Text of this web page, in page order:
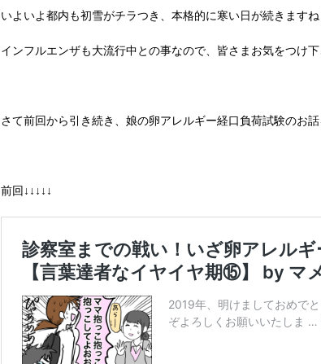
いよいよ都内も初雪がチラつき、本格的に寒い日が続きますね
インフルエンザも大流行中との事なので、皆さまお気をつけ下
さて前回から引き続き、娘の卵アレルギー経口負荷試験のお話
前回↓↓↓↓↓